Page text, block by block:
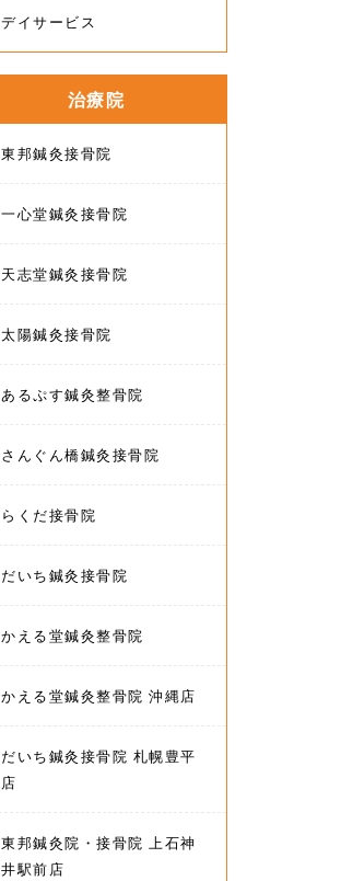
デイサービス
治療院
東邦鍼灸接骨院
一心堂鍼灸接骨院
天志堂鍼灸接骨院
太陽鍼灸接骨院
あるぷす鍼灸整骨院
さんぐん橋鍼灸接骨院
らくだ接骨院
だいち鍼灸接骨院
かえる堂鍼灸整骨院
かえる堂鍼灸整骨院 沖縄店
だいち鍼灸接骨院 札幌豊平
店
東邦鍼灸院・接骨院 上石神
井駅前店